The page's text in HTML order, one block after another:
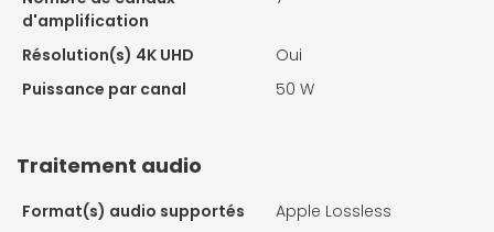
d'amplification
Résolution(s) 4K UHD
Oui
Puissance par canal
50 W
Traitement audio
Format(s) audio supportés
Apple Lossless